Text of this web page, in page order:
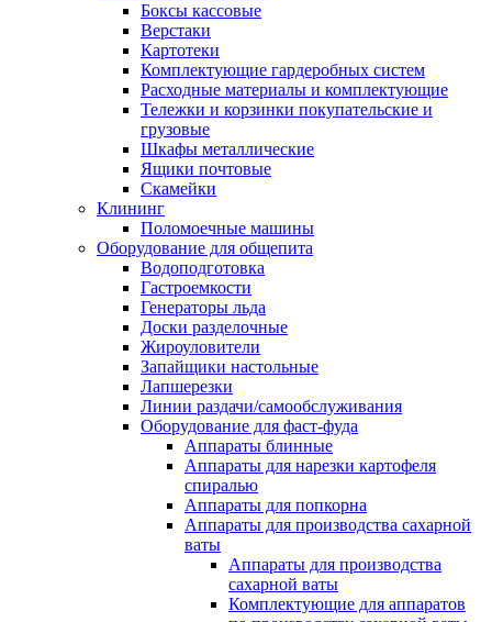
Боксы кассовые
Верстаки
Картотеки
Комплектующие гардеробных систем
Расходные материалы и комплектующие
Тележки и корзинки покупательские и
грузовые
Шкафы металлические
Ящики почтовые
Скамейки
Клининг
Поломоечные машины
Оборудование для общепита
Водоподготовка
Гастроемкости
Генераторы льда
Доски разделочные
Жироуловители
Запайщики настольные
Лапшерезки
Линии раздачи/самообслуживания
Оборудование для фаст-фуда
Аппараты блинные
Аппараты для нарезки картофеля
спиралью
Аппараты для попкорна
Аппараты для производства сахарной
ваты
Аппараты для производства
сахарной ваты
Комплектующие для аппаратов